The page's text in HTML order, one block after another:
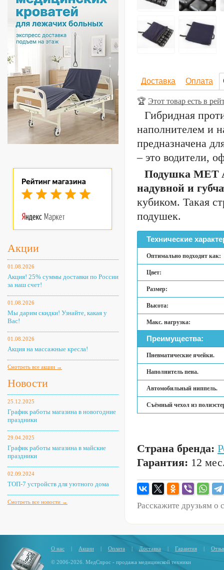
Акции
01.08.2026
Акция! 25% суммы доставки по России
за наш счет!
01.08.2026
Мы дарим скидки! Узнайте, какая у
Вас!
01.08.2026
Акция на массажные кресла!
Смотреть все акции →
Новости
25.12.2025
График работы магазина в новогодние
праздники
29.04.2025
График работы магазина в майские
праздники
02.09.2024
ТОП-7 устройств для уютного дома
Смотреть все новости →
Доставка Оплата
🏆 Этот товар есть в
Гибридная
наполнителем и
предназначена
– это водители,
Подушка MET
надувной и
кубиком. Такая
подушек.
Технические
Оптимально подходит как:
Цвет:
Размер:
Высота:
Макс. нагрузка:
Преимущества:
Пневматические ячейки.
Наполнитель пена.
Автомобильный ниппель.
Съёмный чехол из
Страна бренда:
Гарантия: 12
Расскажите друзьям о
О нас | Акции | Оплата | Доставка | Гарантия |
© 2006-2026. МедСпрос - продажа медицинской техники